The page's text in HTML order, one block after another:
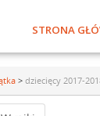
STRONA
> dziecięcy 2017-